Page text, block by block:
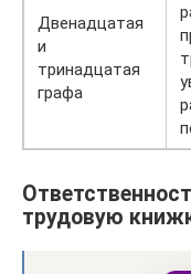
Двенадцатая
и
тринадцатая
графа
трудовую